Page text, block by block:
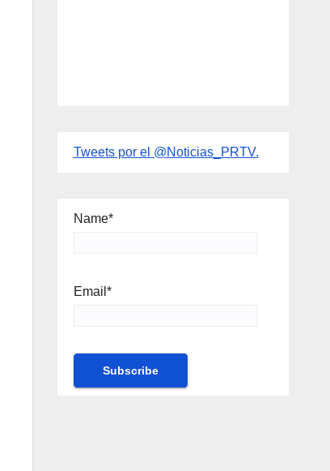
Tweets por el @Noticias_PRTV.
Name*
Email*